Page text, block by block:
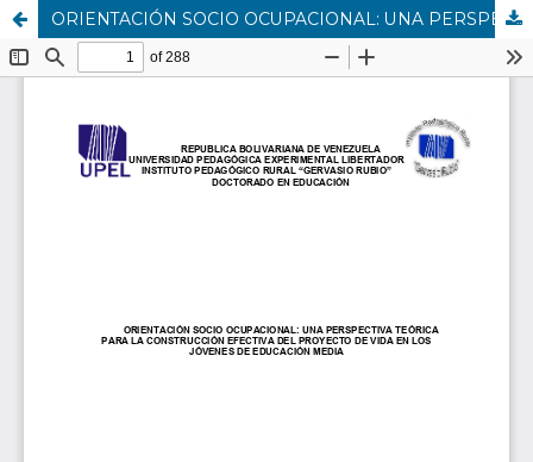
ORIENTACIÓN SOCIO OCUPACIONAL: UNA PERSPECTIVA TEÓRICA PARA LA CONSTRUCCIÓN EFECTIVA DEL PROYECTO DE VIDA EN LOS JÓVENES DE EDUCACIÓN MEDIA